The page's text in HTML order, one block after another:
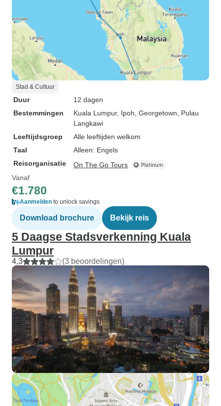
Stad & Cultuur
Duur
12 dagen
Bestemmingen
Kuala Lumpur, Ipoh , Georgetown , Pulau
Langkawi
Leeftijdsgroep
Alle leeftijden welkom
Taal
Alleen: Engels
Reisorganisatie
On The Go Tours
Vanaf
€1.780
Aanmelden to unlock savings
Download brochure Bekijk reis
5 Daagse Stadsverkenning Kuala
Lumpur
4,3 (3 beoordelingen)